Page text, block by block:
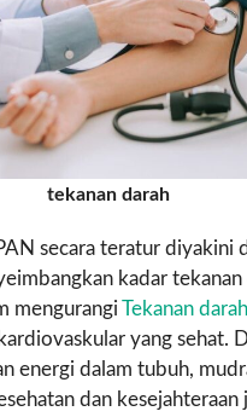
tekanan darah
secara teratur diyakini
kadar
mengurangi Tekanan
yang sehat.
energi dalam tubuh,
dan kesejahteraan